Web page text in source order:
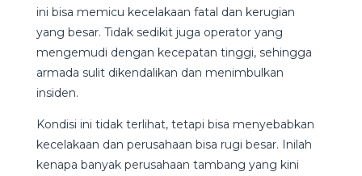
ini bisa memicu kecelakaan fatal dan kerugian
yang besar. Tidak sedikit juga operator yang
mengemudi dengan kecepatan tinggi, sehingga
armada sulit dikendalikan dan menimbulkan
insiden.
Kondisi ini tidak terlihat, tetapi bisa menyebabkan
kecelakaan dan perusahaan bisa rugi besar. Inilah
kenapa banyak perusahaan tambang yang kini